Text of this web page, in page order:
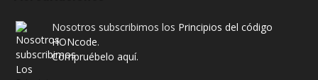
Nosotros subscribimos los Principios del código
HONcode.
Compruébelo aquí.